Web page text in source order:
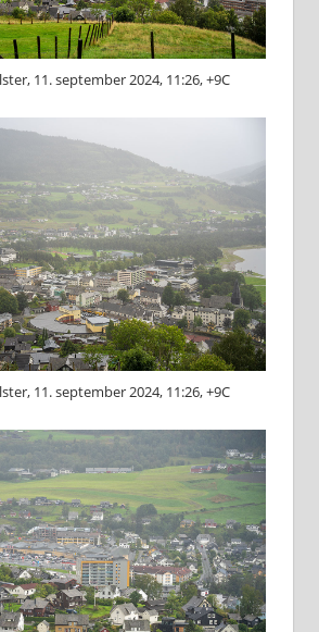
11. september 2024, 11:26, +9C
11. september 2024, 11:26, +9C